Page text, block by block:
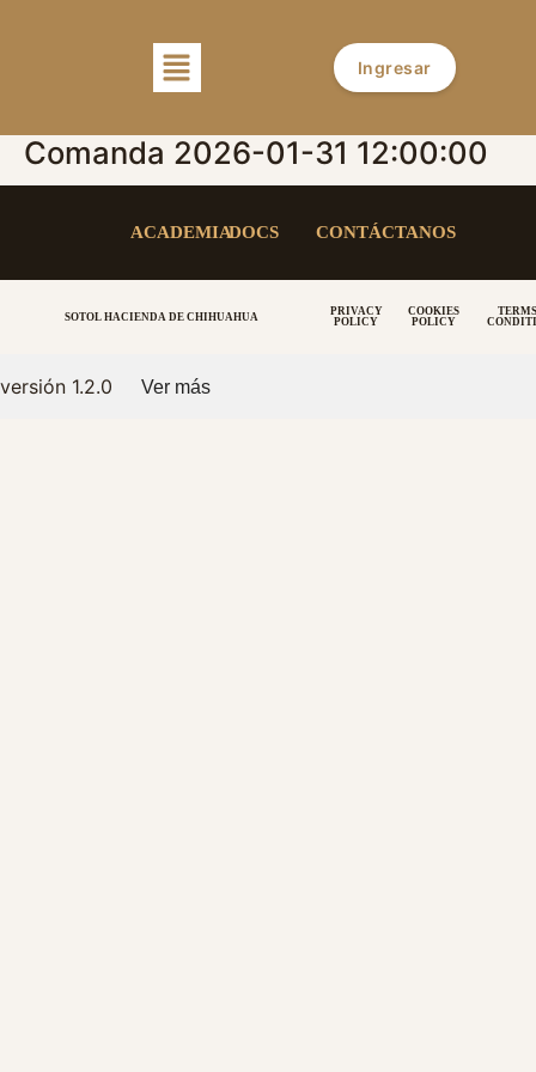
Ingresar
Comanda 2026-01-31 12:00:00
ACADEMIADOCS CONTÁCTANOS
SOTOL HACIENDA DE CHIHUAHUA
PRIVACY
POLICY
COOKIES
POLICY
versión 1.2.0 Ver más